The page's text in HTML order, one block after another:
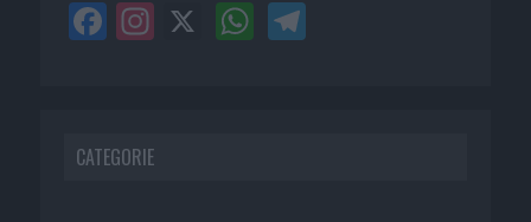
CATEGORIE